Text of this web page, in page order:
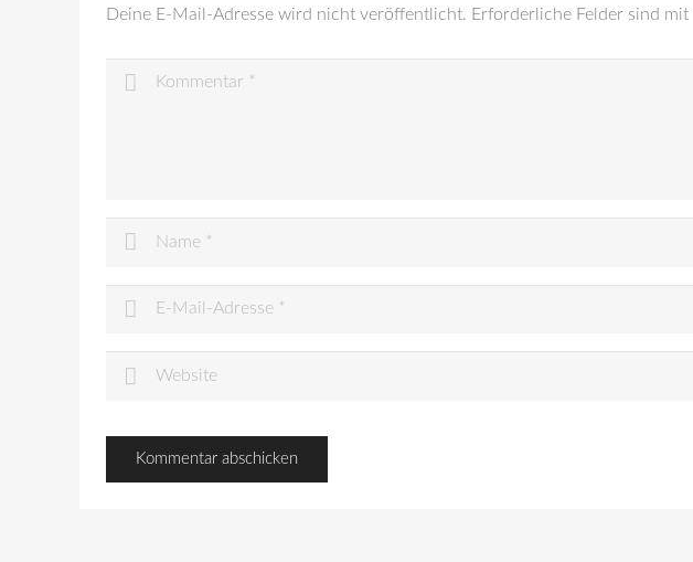
Deine E-Mail-Adresse wird nicht veröffentlicht. Erforderliche Felder sind mit